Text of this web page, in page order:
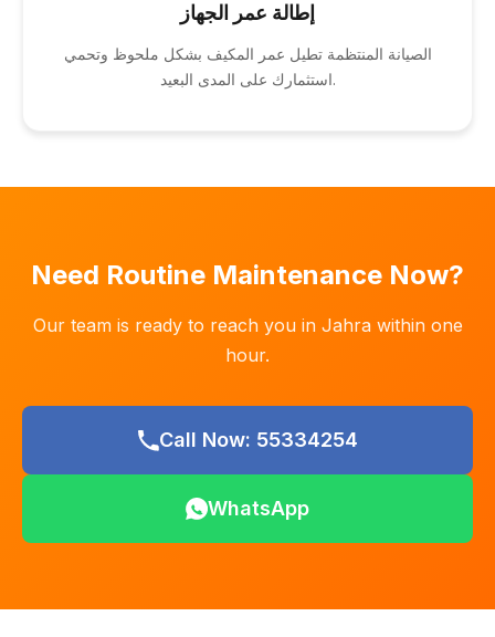
إطالة عمر الجهاز
الصيانة المنتظمة تطيل عمر المكيف بشكل ملحوظ وتحمي
استثمارك على المدى البعيد.
Need Routine Maintenance Now?
Our team is ready to reach you in Jahra within one
hour.
Call Now: 55334254
WhatsApp